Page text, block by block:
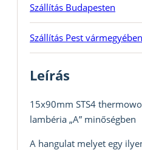
Szállítás Budapesten
Szállítás Pest vármegyében
Leírás
15x90mm STS4
lambéria „A” minőségben
A hangulat melyet egy